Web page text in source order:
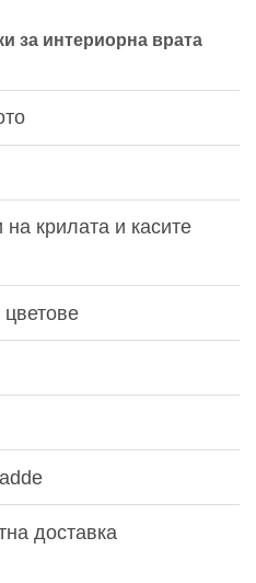
за интериорна врата
крилата и касите
доставка